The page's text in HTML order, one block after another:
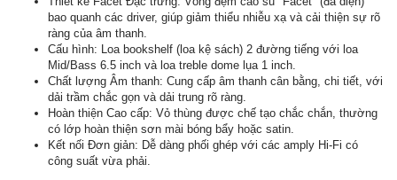
bao quanh các driver, giúp giảm thiểu nhiễu xạ và cải thiện sự rõ
ràng của âm thanh.
Cấu hình: Loa bookshelf (loa kệ sách) 2 đường tiếng với loa
Mid/Bass 6.5 inch và loa treble dome lụa 1 inch.
Chất lượng Âm thanh: Cung cấp âm thanh cân bằng, chi tiết, với
dải trầm chắc gọn và dải trung rõ ràng.
Hoàn thiện Cao cấp: Vỏ thùng được chế tạo chắc chắn, thường
có lớp hoàn thiện sơn mài bóng bẩy hoặc satin.
Kết nối Đơn giản: Dễ dàng phối ghép với các amply Hi-Fi có
công suất vừa phải.